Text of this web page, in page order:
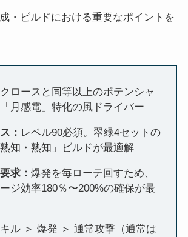
・ビルドにおける重要なポイントを
ロースと同等以上のポテンシャ
月感電」特化の風ドライバー
： レベル90必須。翠緑4セットの
熟知・熟知」ビルドが最適解
求： 爆発を毎ローテ回すため、
ジ効率180％〜200%の確保が最
ル ＞ 爆発 ＞ 通常攻撃（通常は